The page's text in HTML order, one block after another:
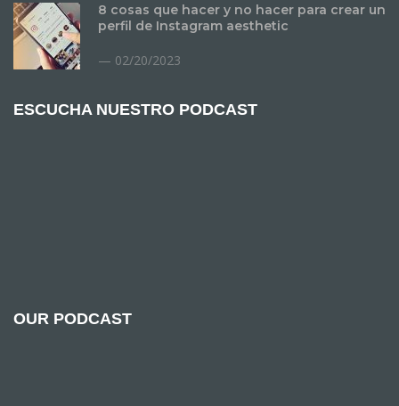
8 cosas que hacer y no hacer para crear un
perfil de Instagram aesthetic
02/20/2023
ESCUCHA NUESTRO PODCAST
OUR PODCAST